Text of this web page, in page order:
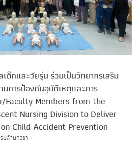
เด็กและวัยรุ่น ร่วมเป็นวิทยากรเสริม
การป้องกันอุบัติเหตุและการ
/Faculty Members from the
Nursing Division to Deliver
Child Accident Prevention
มสำนักวิชา